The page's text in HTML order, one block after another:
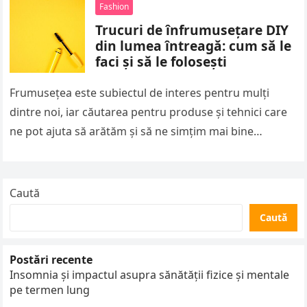
Fashion
Trucuri de înfrumusețare DIY
din lumea întreagă: cum să le
faci și să le folosești
Frumusețea este subiectul de interes pentru mulți
dintre noi, iar căutarea pentru produse și tehnici care
ne pot ajuta să arătăm și să ne simțim mai bine…
Caută
Caută
Postări recente
Insomnia și impactul asupra sănătății fizice și mentale
pe termen lung